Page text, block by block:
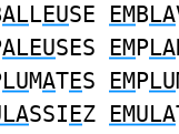
ALLEUSE EMBLA
ALEUSES EMPLA
LUMATES EMPLU
SSIEZ EMULA